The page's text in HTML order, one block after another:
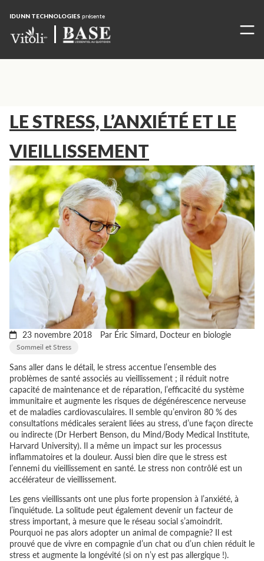
IDUNN TECHNOLOGIES présente
LE STRESS, L’ANXIÉTÉ ET LE
VIEILLISSEMENT
23 novembre 2018 Par Éric Simard, Docteur en biologie
Sommeil et Stress
Sans aller dans le détail, le stress accentue l’ensemble des
problèmes de santé associés au vieillissement ; il réduit notre
capacité de maintenance et de réparation, l’efficacité du système
immunitaire et augmente les risques de dégénérescence nerveuse
et de maladies cardiovasculaires. Il semble qu’environ 80 % des
consultations médicales seraient liées au stress, d’une façon directe
ou indirecte (Dr Herbert Benson, du Mind/Body Medical Institute,
Harvard University). Il a même un impact sur les processus
inflammatoires et la douleur. Aussi bien dire que le stress est
l’ennemi du vieillissement en santé. Le stress non contrôlé est un
accélérateur de vieillissement.
Les gens vieillissants ont une plus forte propension à l’anxiété, à
l’inquiétude. La solitude peut également devenir un facteur de
stress important, à mesure que le réseau social s’amoindrit.
Pourquoi ne pas alors adopter un animal de compagnie? Il est
prouvé que de vivre en compagnie d’un chat ou d’un chien réduit le
stress et augmente la longévité (si on n’y est pas allergique !).